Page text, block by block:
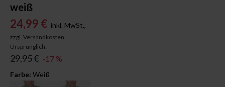
weiß
24,99 € inkl. MwSt.,
zzgl. Versandkosten
Ursprünglich:
29,95 € -17 %
Farbe: Weiß